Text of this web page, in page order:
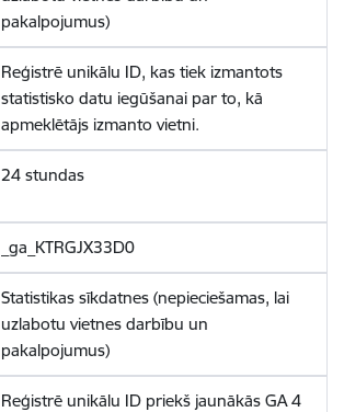
pakalpojumus)
Reģistrē unikālu ID, kas tiek izmantots
statistisko datu iegūšanai par to, kā
apmeklētājs izmanto vietni.
24 stundas
_ga_KTRGJX33D0
Statistikas sīkdatnes (nepieciešamas, lai
uzlabotu vietnes darbību un
pakalpojumus)
Reģistrē unikālu ID priekš jaunākās GA 4